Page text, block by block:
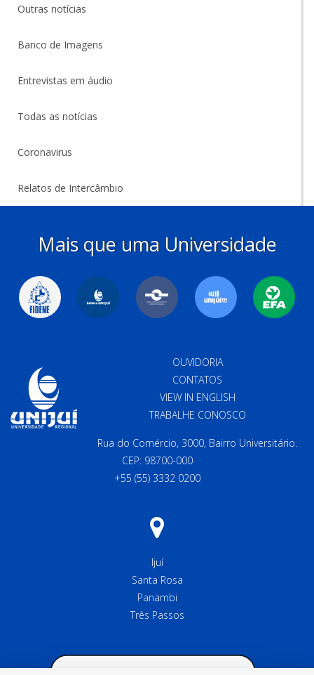
Outras notícias
Banco de Imagens
Entrevistas em áudio
Todas as notícias
Coronavirus
Relatos de Intercâmbio
Mais que uma Universidade
OUVIDORIA
CONTATOS
VIEW IN ENGLISH
TRABALHE CONOSCO
Rua do Comércio, 3000, Bairro Universitário.
CEP: 98700-000
+55 (55) 3332 0200
Ijuí
Santa Rosa
Panambi
Três Passos